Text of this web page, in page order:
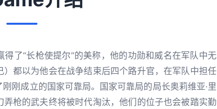
了“长枪使提尔”的美称，他的功勋和威名在军队中无
都以为他会在战争结束后四个路升官，在军队中担任
刚成立的国家可靠局。国家可靠局的局长奥莉维亚·里
枪的武夫终将被时代淘汰，他们的位子也会被踏实勤